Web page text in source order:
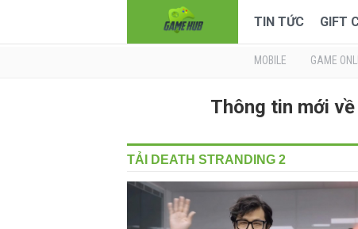
TIN TỨC GIFT
MOBILE GAME
Thông tin mới về
TẢI DEATH STRANDING 2